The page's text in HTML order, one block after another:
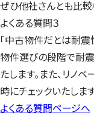
ぜひ他社さんとも比較
よくある質問３
「中古物件だとは耐震
物件選びの段階で耐
たします。また、リノ
時にチェックいたしま
よくある質問ページへ